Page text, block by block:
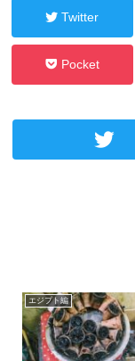
Twitter
Pocket
エジプト編